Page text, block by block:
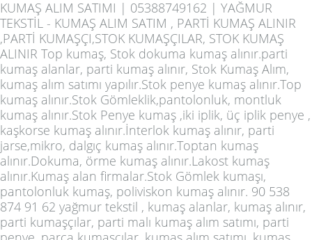
KUMAŞ ALIM SATIMI | 05388749162 | YAĞMUR
TEKSTİL - KUMAŞ ALIM SATIM , PARTİ KUMAŞ ALINIR
,PARTİ KUMAŞÇI,STOK KUMAŞÇILAR, STOK KUMAŞ
ALINIR Top kumaş, Stok dokuma kumaş alınır.parti
kumaş alanlar, parti kumaş alınır, Stok Kumaş Alım,
kumaş alım satımı yapılır.Stok penye kumaş alınır.Top
kumaş alınır.Stok Gömleklik,pantolonluk, montluk
kumaş alınır.Stok Penye kumaş ,iki iplik, üç iplik penye ,
kaşkorse kumaş alınır.İnterlok kumaş alınır, parti
jarse,mikro, dalgıç kumaş alınır.Toptan kumaş
alınır.Dokuma, örme kumaş alınır.Lakost kumaş
alınır.Kumaş alan firmalar.Stok Gömlek kumaşı,
pantolonluk kumaş, poliviskon kumaş alınır. 90 538
874 91 62 yağmur tekstil , kumaş alanlar, kumaş alınır,
parti kumaşçılar, parti malı kumaş alım satımı, parti